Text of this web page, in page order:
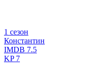
1 сезон
Константин
IMDB 7.5
KP7